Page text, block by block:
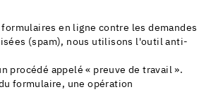
en ligne contre les demandes
(spam), nous utilisons l'outil anti-
procédé appelé « preuve de travail ».
formulaire, une opération